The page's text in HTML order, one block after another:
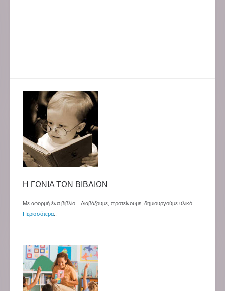
Η ΓΩΝΙΑ ΤΩΝ ΒΙΒΛΙΩΝ
Με αφορμή ένα βιβλίο... Διαβάζουμε, προτείνουμε, δημιουργούμε υλικό...
Περισσότερα